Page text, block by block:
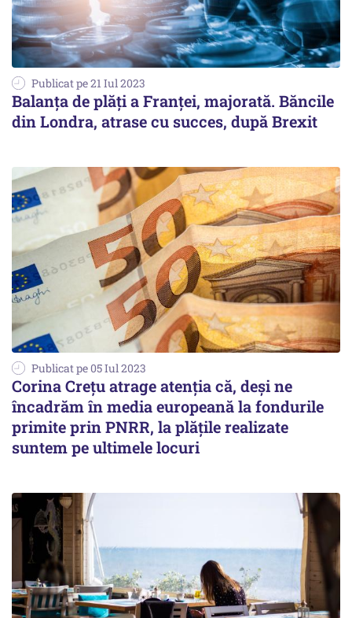
Publicat pe 21 Iul 2023
Balanţa de plăţi a Franţei, majorată. Băncile
din Londra, atrase cu succes, după Brexit
Publicat pe 05 Iul 2023
Corina Crețu atrage atenția că, deși ne
încadrăm în media europeană la fondurile
primite prin PNRR, la plăţile realizate
suntem pe ultimele locuri